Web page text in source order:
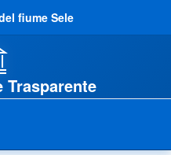
fiume Sele